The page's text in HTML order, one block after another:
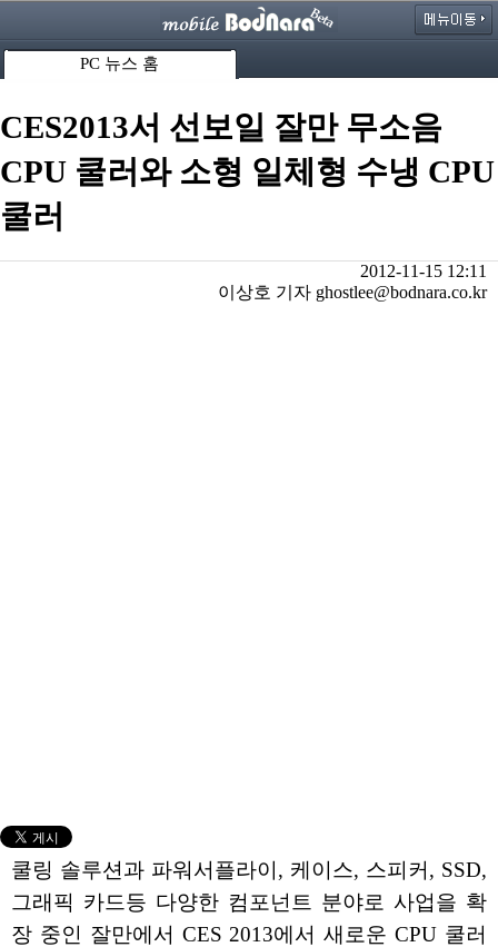
PC 뉴스 홈
CES2013서 선보일 잘만 무소음
CPU 쿨러와 소형 일체형 수냉 CPU
쿨러
2012-11-15 12:11
이상호 기자 ghostlee@bodnara.co.kr
쿨링 솔루션과 파워서플라이, 케이스, 스피커, SSD,
그래픽 카드등 다양한 컴포넌트 분야로 사업을 확
장 중인 잘만에서 CES 2013에서 새로운 CPU 쿨러